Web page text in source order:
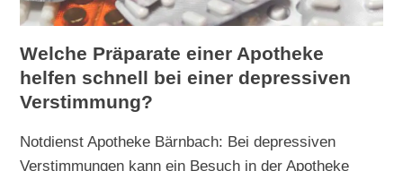
Welche Präparate einer Apotheke
helfen schnell bei einer depressiven
Verstimmung?
Notdienst Apotheke Bärnbach: Bei depressiven
Verstimmungen kann ein Besuch in der Apotheke